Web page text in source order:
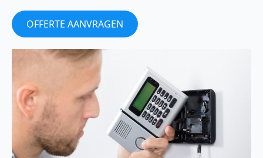
OFFERTE AANVRAGEN